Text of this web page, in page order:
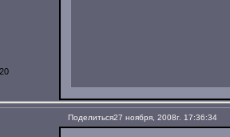
Поделиться27 ноября, 2008г. 17:36:34